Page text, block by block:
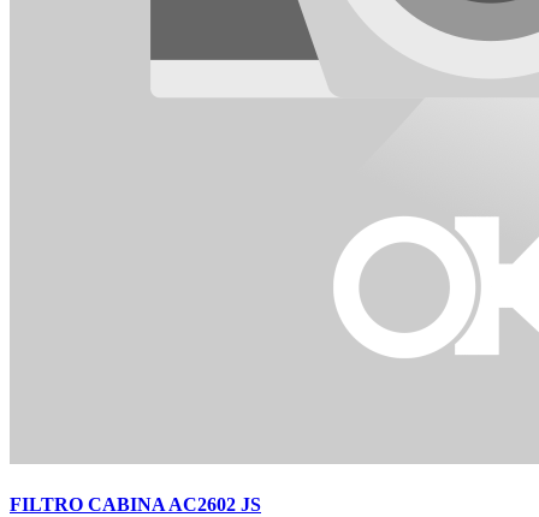
FILTRO CABINA AC2602 JS